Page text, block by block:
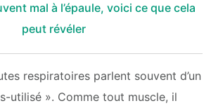
mal à l’épaule, voici ce que cela
peut révéler
respiratoires parlent souvent d’un
utilisé ». Comme tout muscle, il